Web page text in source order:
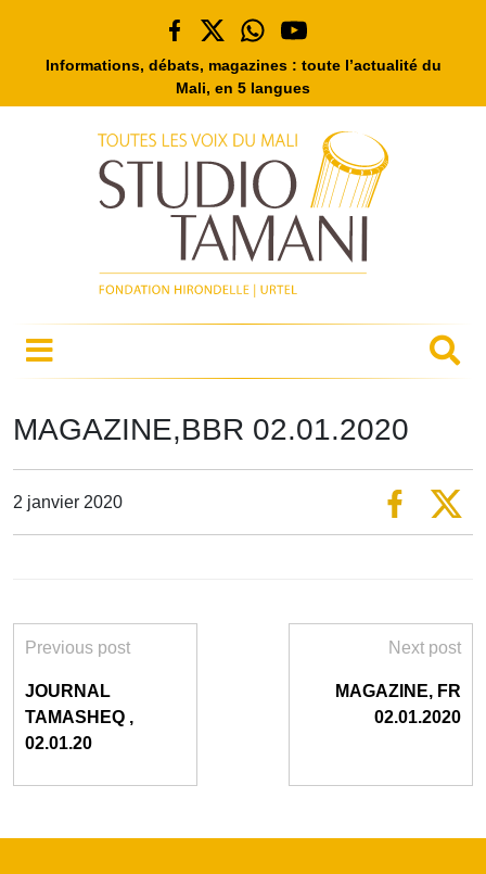
Informations, débats, magazines : toute l’actualité du
Mali, en 5 langues
MAGAZINE,BBR 02.01.2020
2 janvier 2020
Previous post
JOURNAL
TAMASHEQ ,
02.01.20
Next post
MAGAZINE, FR
02.01.2020